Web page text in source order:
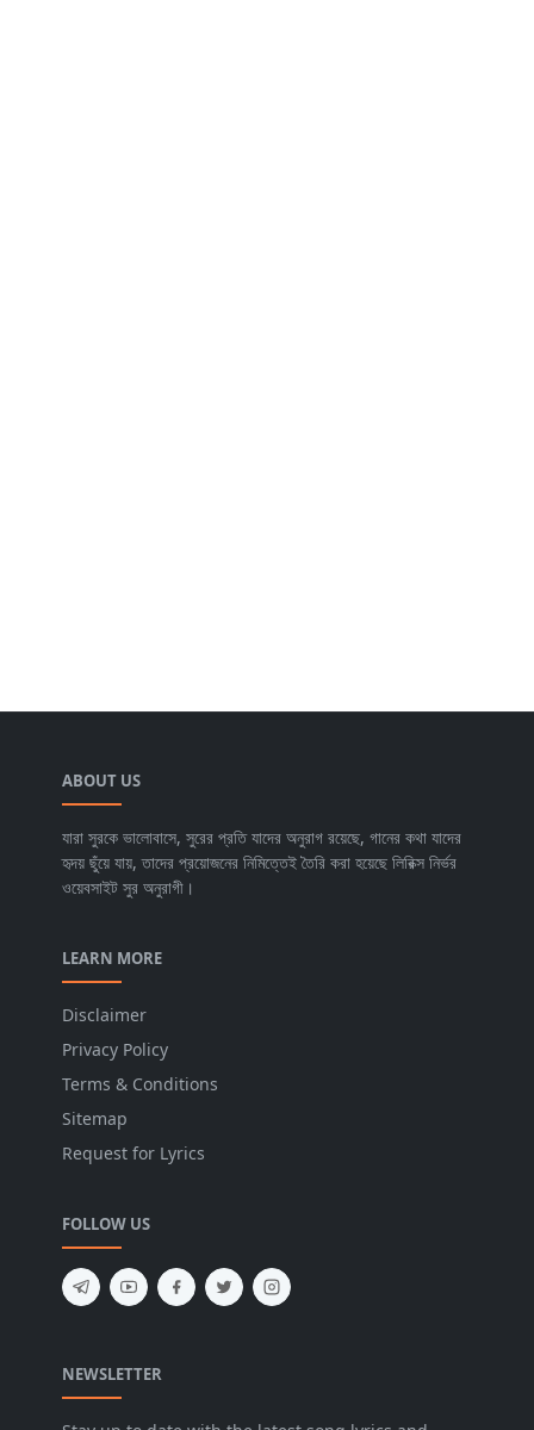
ABOUT US
যারা সুরকে ভালোবাসে, সুরের প্রতি যাদের অনুরাগ রয়েছে, গানের কথা যাদের
হৃদয় ছুঁয়ে যায়, তাদের প্রয়োজনের নিমিত্তেই তৈরি করা হয়েছে লিরিক্স নির্ভর
ওয়েবসাইট সুর অনুরাগী।
LEARN MORE
Disclaimer
Privacy Policy
Terms & Conditions
Sitemap
Request for Lyrics
FOLLOW US
NEWSLETTER